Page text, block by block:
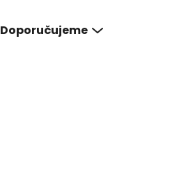
Doporučujeme